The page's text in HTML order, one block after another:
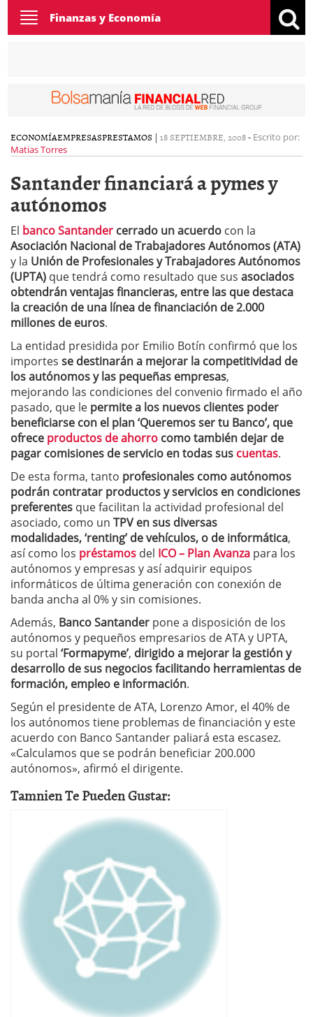
Toggle
navigation
Finanzas y Economía
ECONOMÍAEMPRESASPRESTAMOS | 18 SEPTIEMBRE, 2008- Escrito por:
Matias Torres
Santander financiará a pymes y
autónomos
El banco Santander cerrado un acuerdo con la
Asociación Nacional de Trabajadores Autónomos (ATA)
y la Unión de Profesionales y Trabajadores Autónomos
(UPTA) que tendrá como resultado que sus asociados
obtendrán ventajas financieras, entre las que destaca
la creación de una línea de financiación de 2.000
millones de euros.
La entidad presidida por Emilio Botín confirmó que los
importes se destinarán a mejorar la competitividad de
los autónomos y las pequeñas empresas,
mejorando las condiciones del convenio firmado el año
pasado, que le permite a los nuevos clientes poder
beneficiarse con el plan ‘Queremos ser tu Banco’, que
ofrece productos de ahorro como también dejar de
pagar comisiones de servicio en todas sus cuentas.
De esta forma, tanto profesionales como autónomos
podrán contratar productos y servicios en condiciones
preferentes que facilitan la actividad profesional del
asociado, como un TPV en sus diversas
modalidades, ‘renting’ de vehículos, o de informática,
así como los préstamos del ICO – Plan Avanza para los
autónomos y empresas y así adquirir equipos
informáticos de última generación con conexión de
banda ancha al 0% y sin comisiones.
Además, Banco Santander pone a disposición de los
autónomos y pequeños empresarios de ATA y UPTA,
su portal ‘Formapyme’, dirigido a mejorar la gestión y
desarrollo de sus negocios facilitando herramientas de
formación, empleo e información.
Según el presidente de ATA, Lorenzo Amor, el 40% de
los autónomos tiene problemas de financiación y este
acuerdo con Banco Santander paliará esta escasez.
«Calculamos que se podrán beneficiar 200.000
autónomos», afirmó el dirigente.
Tamnien Te Pueden Gustar: